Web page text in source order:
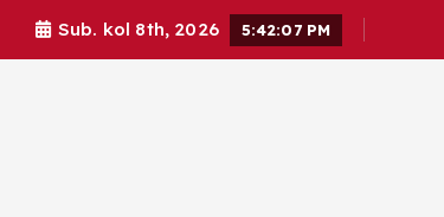
Sub. kol 8th, 2026 5:42:08 PM